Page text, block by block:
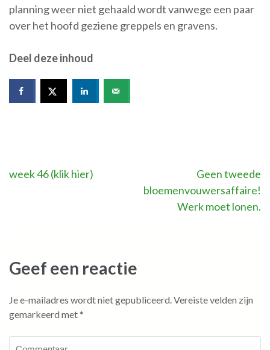
planning weer niet gehaald wordt vanwege een paar
over het hoofd geziene greppels en gravens.
Deel deze inhoud
Bericht
week 46 (klik hier)
Geen tweede
bloemenvouwersaffaire!
Werk moet lonen.
Geef een reactie
Je e-mailadres wordt niet gepubliceerd.Vereiste velden zijn
gemarkeerd met*